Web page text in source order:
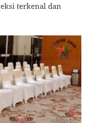
terkenal dan